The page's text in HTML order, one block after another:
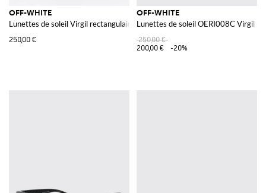
OFF-WHITE
Lunettes de soleil Virgil rectangulaires en acétate avec logo Arrow
250,00 €
OFF-WHITE
Lunettes de soleil OERI008C Virgil M
250,00 €
200,00 €
-20%